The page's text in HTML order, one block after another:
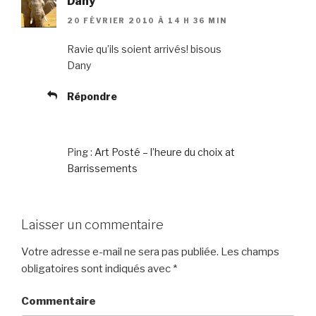
20 FÉVRIER 2010 À 14 H 36 MIN
Ravie qu’ils soient arrivés! bisous
Dany
Répondre
Ping : Art Posté – l’heure du choix at
Barrissements
Laisser un commentaire
Votre adresse e-mail ne sera pas publiée. Les champs
obligatoires sont indiqués avec *
Commentaire